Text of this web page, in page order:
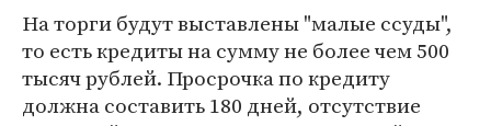
На торги будут выставлены "малые ссуды",
то есть кредиты на сумму не более чем 500
тысяч рублей. Просрочка по кредиту
должна составить 180 дней, отсутствие